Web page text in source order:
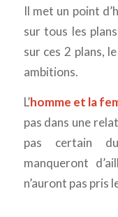
Il met un point
sur tous les
sur ces 2 plans,
ambitions.
L’homme et la
pas dans une
pas certain
manqueront
n’auront pas pris